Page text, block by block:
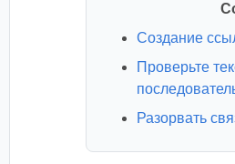
Создание
Проверьте
Разорвать